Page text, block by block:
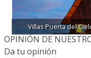
Villas Puerta del
OPINIÓN DE
Da tu opinión